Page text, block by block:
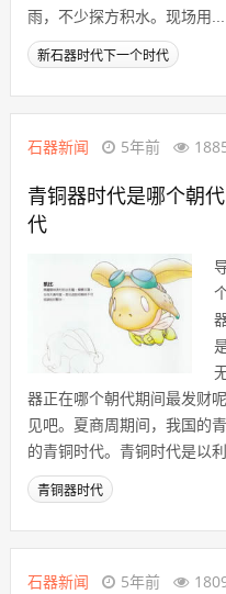
雨，不少探方积水。现场用...
新石器时代下一个时代
石器新闻 5年前
青铜器时代是哪个朝
代
器正在哪个朝代期间最发财
见吧。夏商周期间，我国的
的青铜时代。青铜时代是以
青铜器时代
石器新闻 5年前